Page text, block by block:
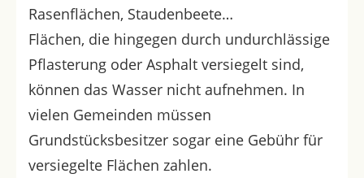
Rasenflächen, Staudenbeete…
Flächen, die hingegen durch undurchlässige
Pflasterung oder Asphalt versiegelt sind,
können das Wasser nicht aufnehmen. In
vielen Gemeinden müssen
Grundstücksbesitzer sogar eine Gebühr für
versiegelte Flächen zahlen.